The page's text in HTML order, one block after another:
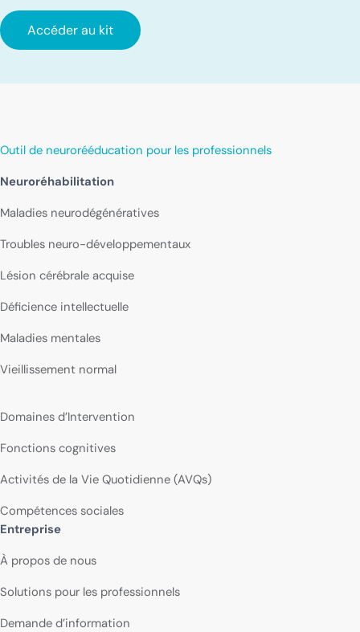
Accéder au kit
Outil de neurorééducation pour les professionnels
Neuroréhabilitation
Maladies neurodégénératives
Troubles neuro-développementaux
Lésion cérébrale acquise
Déficience intellectuelle
Maladies mentales
Vieillissement normal
Domaines d’Intervention
Fonctions cognitives
Activités de la Vie Quotidienne (AVQs)
Compétences sociales
Entreprise
À propos de nous
Solutions pour les professionnels
Demande d’information